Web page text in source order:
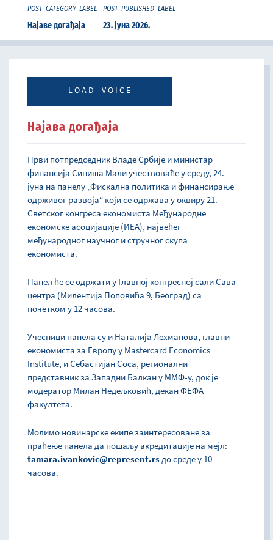
POST_CATEGORY_LABEL
Најаве догађаја
POST_PUBLISHED_LABEL
23. јуна 2026.
LOAD_VOICE
Најава догађаја
Први потпредседник Владе Србије и министар
финансија Синиша Мали учествоваће у среду, 24.
јуна на панелу „Фискална политика и финансирање
одрживог развоја“ који се одржава у оквиру 21.
Светског конгреса економиста Међународне
економске асоцијације (ИЕА), највећег
међународног научног и стручног скупа
економиста.
Панел ће се одржати у Главној конгресној сали Сава
центра (Милентија Поповића 9, Београд) са
почетком у 12 часова.
Учесници панела су и Наталија Лехманова, главни
економиста за Европу у Mastercard Economics
Institute, и Себастијан Соса, регионални
представник за Западни Балкан у ММФ-у, док је
модератор Милан Недељковић, декан ФЕФА
факултета.
Молимо новинарске екипе заинтересоване за
праћење панела да пошаљу акредитације на мејл:
tamara.ivankovic@represent.rsдо среде у 10
часова.